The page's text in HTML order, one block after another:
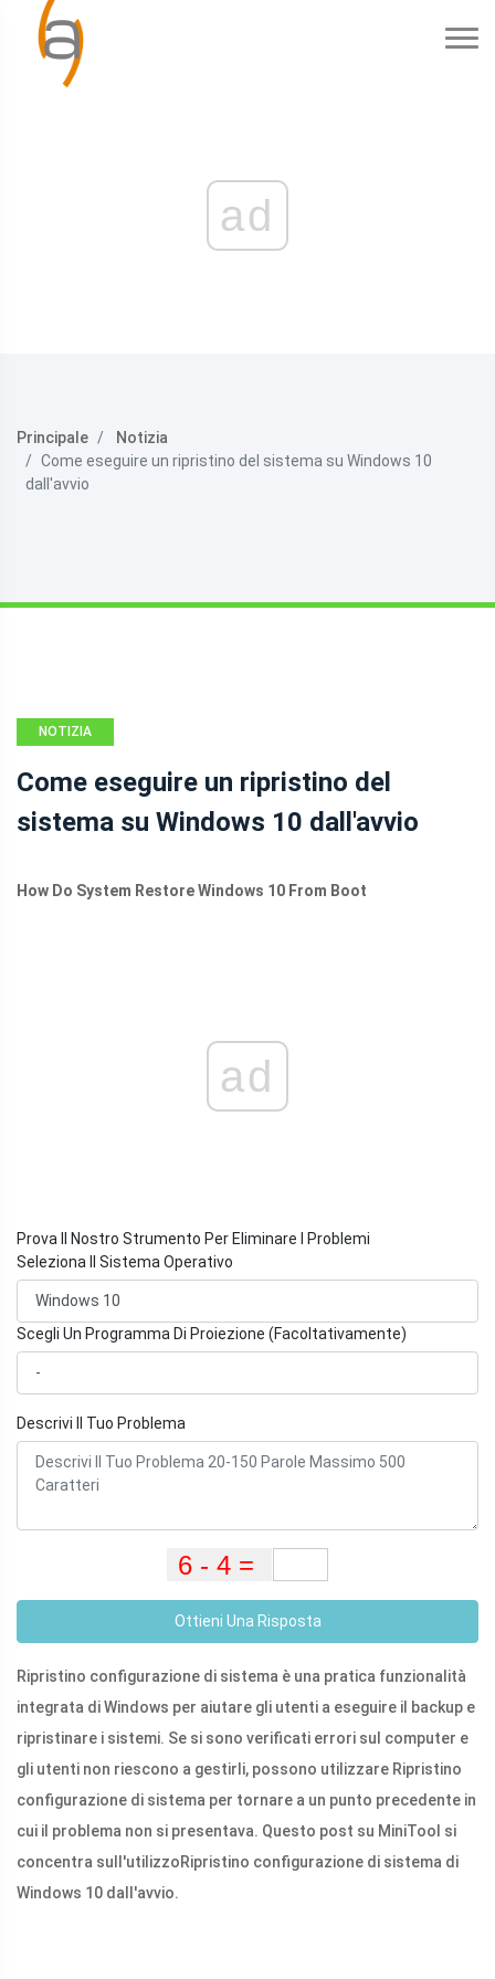
ad
Principale
Notizia
Come eseguire un ripristino del sistema su Windows 10
dall'avvio
NOTIZIA
Come eseguire un ripristino del
sistema su Windows 10 dall'avvio
How Do System Restore Windows 10 From Boot
ad
Prova Il Nostro Strumento Per Eliminare I Problemi
Seleziona Il Sistema Operativo
Scegli Un Programma Di Proiezione (Facoltativamente)
Descrivi Il Tuo Problema
Ottieni Una Risposta
Ripristino configurazione di sistema è una pratica funzionalità
integrata di Windows per aiutare gli utenti a eseguire il backup e
ripristinare i sistemi. Se si sono verificati errori sul computer e
gli utenti non riescono a gestirli, possono utilizzare Ripristino
configurazione di sistema per tornare a un punto precedente in
cui il problema non si presentava. Questo post su MiniTool si
concentra sull'utilizzoRipristino configurazione di sistema di
Windows 10 dall'avvio.